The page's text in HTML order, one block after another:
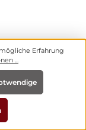
Erfahrung
...